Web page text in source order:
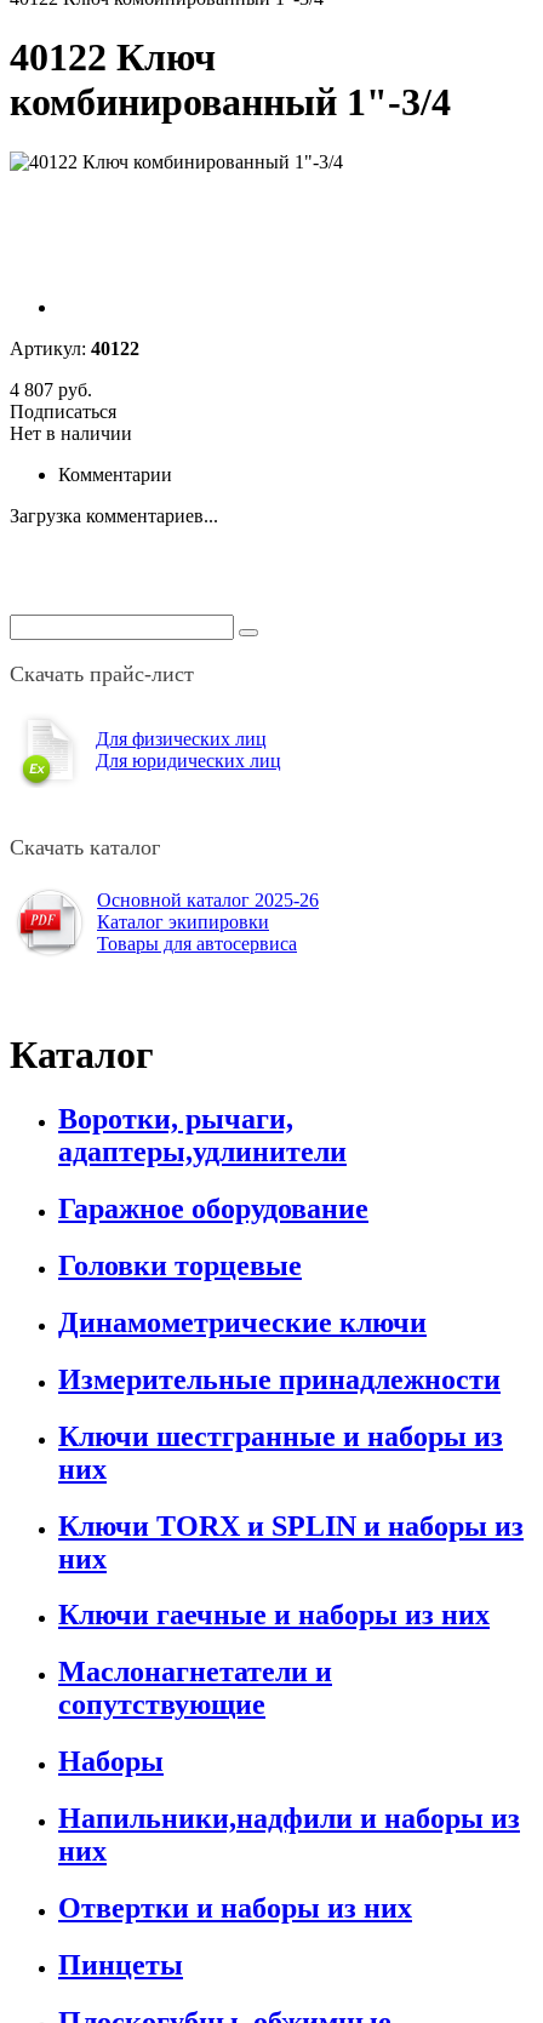
40122 Ключ
комбинированный 1"-3/4
Артикул: 40122
4 807 руб.
Подписаться
Нет в наличии
Комментарии
Загрузка комментариев...
Скачать прайс-лист
Для физических лиц
Для юридических лиц
Скачать каталог
Основной каталог 2025-26
Каталог экипировки
Товары для автосервиса
Каталог
Воротки, рычаги,
адаптеры,удлинители
Гаражное оборудование
Головки торцевые
Динамометрические ключи
Измерительные принадлежности
Ключи шестгранные и наборы из
них
Ключи TORX и SPLIN и наборы из
них
Ключи гаечные и наборы из них
Маслонагнетатели и
сопутствующие
Наборы
Напильники,надфили и наборы из
них
Отвертки и наборы из них
Пинцеты